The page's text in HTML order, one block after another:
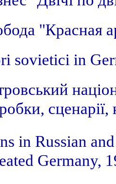
"Красная
sovietici in
in Russian
Germany,